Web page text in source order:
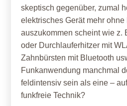
skeptisch gegenüber, zumal
elektrisches Gerät mehr
auszukommen scheint wie z.
oder Durchlauferhitzer mit
Zahnbürsten mit Bluetooth
Funkanwendung manchmal
feldintensiv sein als eine –
funkfreie Technik?